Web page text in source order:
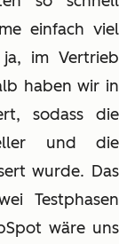
einfach viel
im Vertrieb
haben wir in
sodass die
und die
wurde. Das
Testphasen
wäre uns